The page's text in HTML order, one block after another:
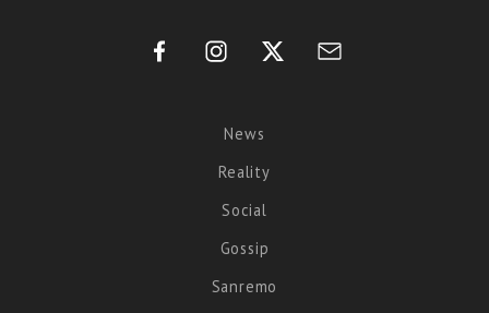
News
Reality
Social
Gossip
Sanremo